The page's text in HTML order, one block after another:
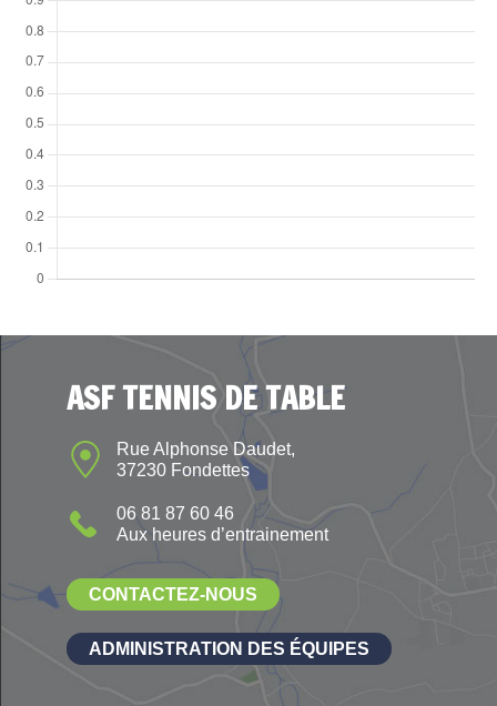
ASF TENNIS DE TABLE
Rue Alphonse Daudet,
37230 Fondettes
06 81 87 60 46
Aux heures d’entrainement
CONTACTEZ-NOUS
ADMINISTRATION DES ÉQUIPES